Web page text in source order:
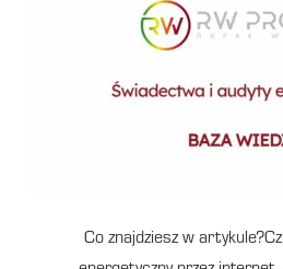
Co znajdziesz w